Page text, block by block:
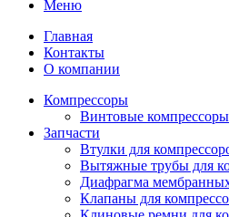
Меню
Главная
Контакты
О компании
Компрессоры
Винтовые компрессоры
Запчасти
Втулки для
Вытяжные трубы для
Диафрагма
Клапаны для